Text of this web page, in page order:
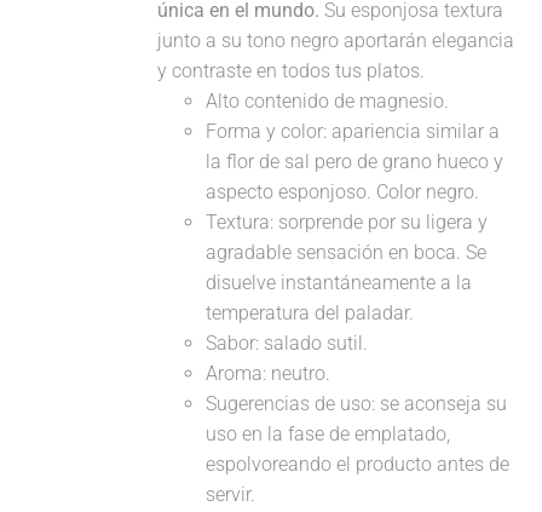
única en el mundo. Su esponjosa textura
junto a su tono negro aportarán elegancia
y contraste en todos tus platos.
Alto contenido de magnesio.
Forma y color: apariencia similar a
la flor de sal pero de grano hueco y
aspecto esponjoso. Color negro.
Textura: sorprende por su ligera y
agradable sensación en boca. Se
disuelve instantáneamente a la
temperatura del paladar.
Sabor: salado sutil.
Aroma: neutro.
Sugerencias de uso: se aconseja su
uso en la fase de emplatado,
espolvoreando el producto antes de
servir.